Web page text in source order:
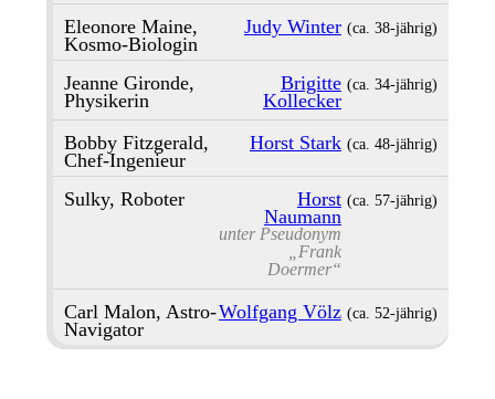
Eleonore Maine,
Kosmo-Biologin
Judy Winter (ca. 38‑jährig)
Jeanne Gironde,
Physikerin
Brigitte
Kollecker
(ca. 34‑jährig)
Bobby Fitzgerald,
Chef-Ingenieur
Horst Stark (ca. 48‑jährig)
Sulky, Roboter
Horst
Naumann
unter Pseudonym
„Frank
Doermer“
(ca. 57‑jährig)
Carl Malon, Astro-
Navigator
Wolfgang Völz (ca. 52‑jährig)